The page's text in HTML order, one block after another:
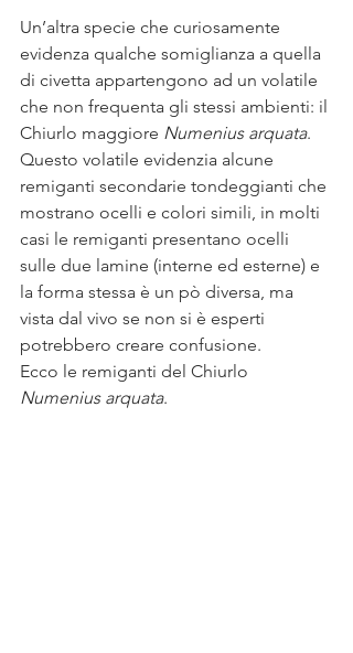
Un’altra specie che curiosamente
evidenza qualche somiglianza a quella
di civetta appartengono ad un volatile
che non frequenta gli stessi ambienti: il
Chiurlo maggiore Numenius arquata.
Questo volatile evidenzia alcune
remiganti secondarie tondeggianti che
mostrano ocelli e colori simili, in molti
casi le remiganti presentano ocelli
sulle due lamine (interne ed esterne) e
la forma stessa è un pò diversa, ma
vista dal vivo se non si è esperti
potrebbero creare confusione.
Ecco le remiganti del Chiurlo
Numenius arquata.